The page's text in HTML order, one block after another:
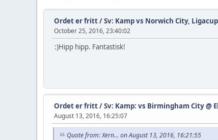
Ordet er fritt/Sv: Kamp vs Norwich City,
October 25, 2016, 23:40:02
:)Hipp hipp. Fantastisk!
Ordet er fritt/Sv: Kamp: vs Birmingham City @
August 13, 2016, 16:25:07
Quote from: Xern... on August 13, 2016, 16:21:55